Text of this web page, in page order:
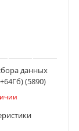
данных
(5890)